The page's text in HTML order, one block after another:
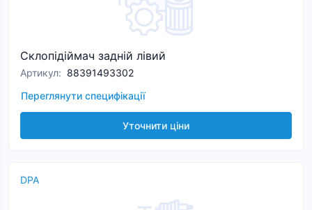
Склопідіймач задній лівий
Артикул: 88391493302
Переглянути специфікації
Уточнити ціни
DPA